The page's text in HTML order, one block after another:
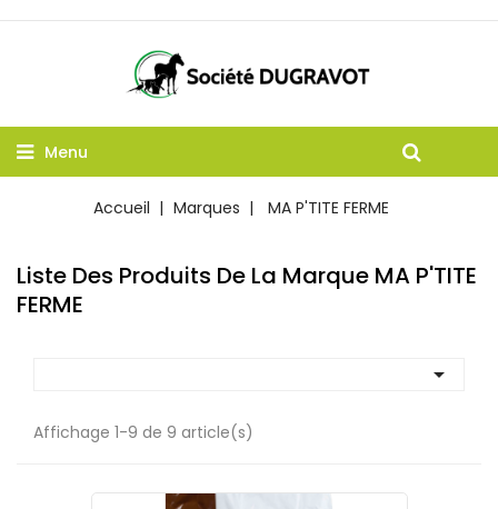
Menu
Accueil Marques MA P'TITE FERME
Liste Des Produits De La Marque MA P'TITE
FERME

Affichage 1-9 de 9 article(s)